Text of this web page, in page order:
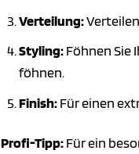
Verteilung:Verteilen
Styling:Föhnen Sie
föhnen.
Finish:Für einen
Profi-Tipp:Für ein